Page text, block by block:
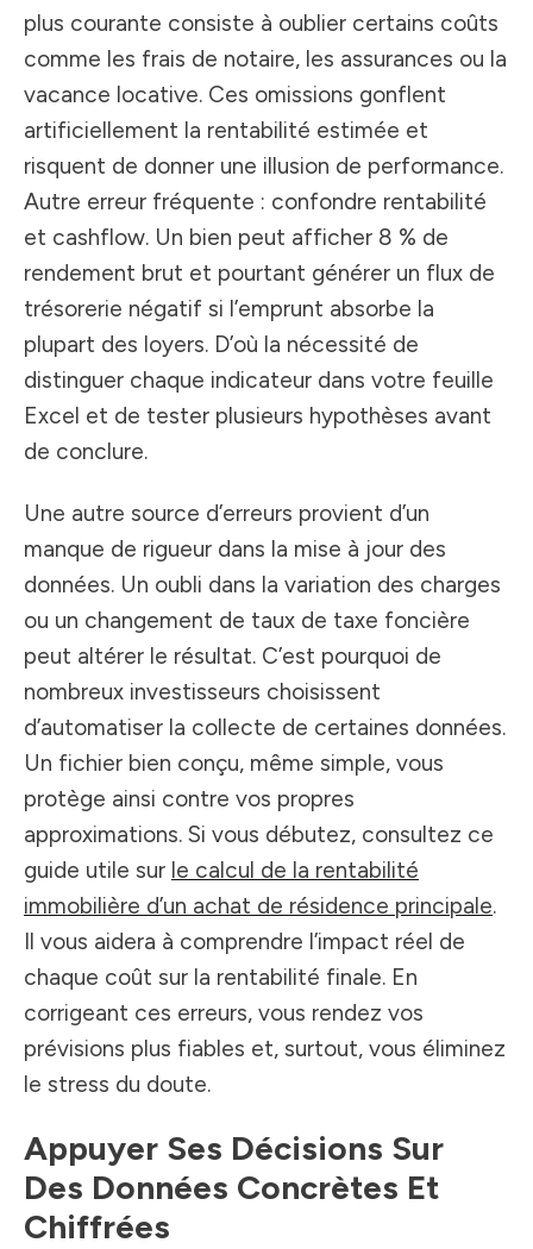
plus courante consiste à oublier certains coûts
comme les frais de notaire, les assurances ou la
vacance locative. Ces omissions gonflent
artificiellement la rentabilité estimée et
risquent de donner une illusion de performance.
Autre erreur fréquente : confondre rentabilité
et cashflow. Un bien peut afficher 8 % de
rendement brut et pourtant générer un flux de
trésorerie négatif si l’emprunt absorbe la
plupart des loyers. D’où la nécessité de
distinguer chaque indicateur dans votre feuille
Excel et de tester plusieurs hypothèses avant
de conclure.
Une autre source d’erreurs provient d’un
manque de rigueur dans la mise à jour des
données. Un oubli dans la variation des charges
ou un changement de taux de taxe foncière
peut altérer le résultat. C’est pourquoi de
nombreux investisseurs choisissent
d’automatiser la collecte de certaines données.
Un fichier bien conçu, même simple, vous
protège ainsi contre vos propres
approximations. Si vous débutez, consultez ce
guide utile sur le calcul de la rentabilité
immobilière d’un achat de résidence principale.
Il vous aidera à comprendre l’impact réel de
chaque coût sur la rentabilité finale. En
corrigeant ces erreurs, vous rendez vos
prévisions plus fiables et, surtout, vous éliminez
le stress du doute.
Appuyer Ses Décisions Sur
Des Données Concrètes Et
Chiffrées